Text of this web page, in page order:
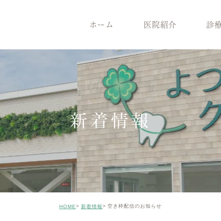
ホーム 医院紹介
院長紹介
医院コンセプト クリニックの特徴
設備機器 症例のご紹介
診
診療案内 一般歯
根管治療 インプ
メンテナンス 審美治
矯正歯科 小児歯
ホワイトニング ICON
親知らずの抜歯
新着情報
HOME 新着情報 空き枠配信のお知らせ